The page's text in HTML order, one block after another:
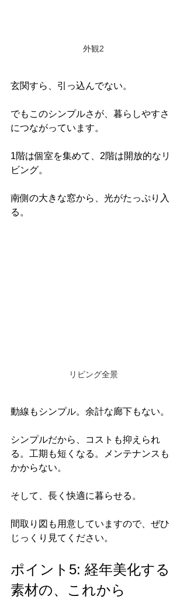
外観2
玄関すら、引っ込んでない。
でもこのシンプルさが、暮らしやすさ
につながっています。
1階は個室を集めて、2階は開放的なリ
ビング。
南側の大きな窓から、光がたっぷり入
る。
リビング全景
動線もシンプル。余計な廊下もない。
シンプルだから、コストも抑えられ
る。工期も短くなる。メンテナンスも
かからない。
そして、長く快適に暮らせる。
間取り図も用意していますので、ぜひ
じっくり見てください。
ポイント5: 経年美化する
素材の、これから